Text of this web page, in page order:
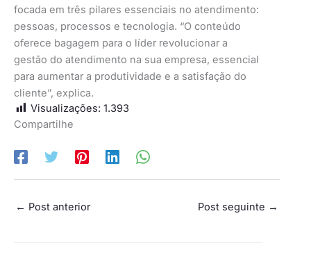
focada em três pilares essenciais no atendimento:
pessoas, processos e tecnologia. “O conteúdo
oferece bagagem para o líder revolucionar a
gestão do atendimento na sua empresa, essencial
para aumentar a produtividade e a satisfação do
cliente”, explica.
Visualizações: 1.393
Compartilhe
← Post anterior Post seguinte →